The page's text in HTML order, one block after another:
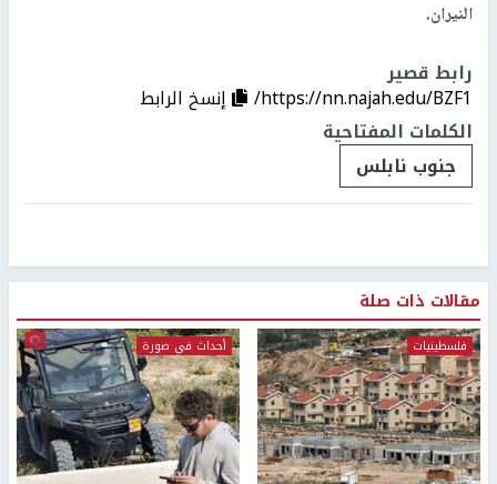
النيران.
رابط قصير
https://nn.najah.edu/BZF1/
إنسخ الرابط
الكلمات المفتاحية
جنوب نابلس
مقالات ذات صلة
فلسطينيات أحداث في صورة